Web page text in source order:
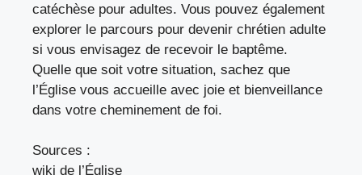
catéchèse pour adultes. Vous pouvez également
explorer le parcours pour devenir chrétien adulte
si vous envisagez de recevoir le baptême.
Quelle que soit votre situation, sachez que
l’Église vous accueille avec joie et bienveillance
dans votre cheminement de foi.
Sources :
wiki de l’Église